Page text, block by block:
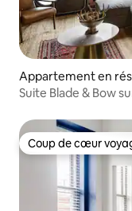
Appartement en
affaires
Suite Blade & Bow
Coup de cœur
Coup de cœur